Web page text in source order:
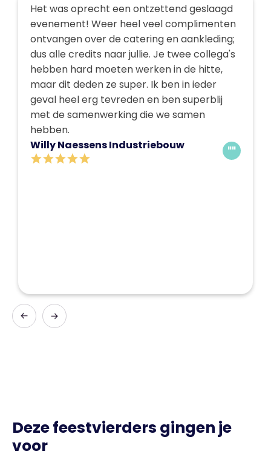
Het was oprecht een ontzettend geslaagd
evenement! Weer heel veel complimenten
ontvangen over de catering en aankleding;
dus alle credits naar jullie. Je twee collega's
hebben hard moeten werken in de hitte,
maar dit deden ze super. Ik ben in ieder
geval heel erg tevreden en ben superblij
met de samenwerking die we samen
hebben.
Willy Naessens Industriebouw
Deze feestvierders gingen je
voor